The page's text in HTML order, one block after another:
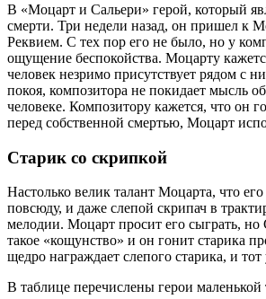
В «Моцарт и Сальери» герой, который
смерти. Три недели назад, он пришел к
Реквием. С тех пор его не было, но у
ощущение беспокойства. Моцарту
человек незримо присутствует рядом с
покоя, композитора не покидает мысль
человеке. Композитору кажется, что он
перед собственной смертью, Моцарт
Старик со скрипкой
Настолько велик талант Моцарта, что
повсюду, и даже слепой скрипач в
мелодии. Моцарт просит его сыграть,
такое «кощунство» и он гонит старика
щедро награждает слепого старика, и тот
В таблице перечислены герои маленькой